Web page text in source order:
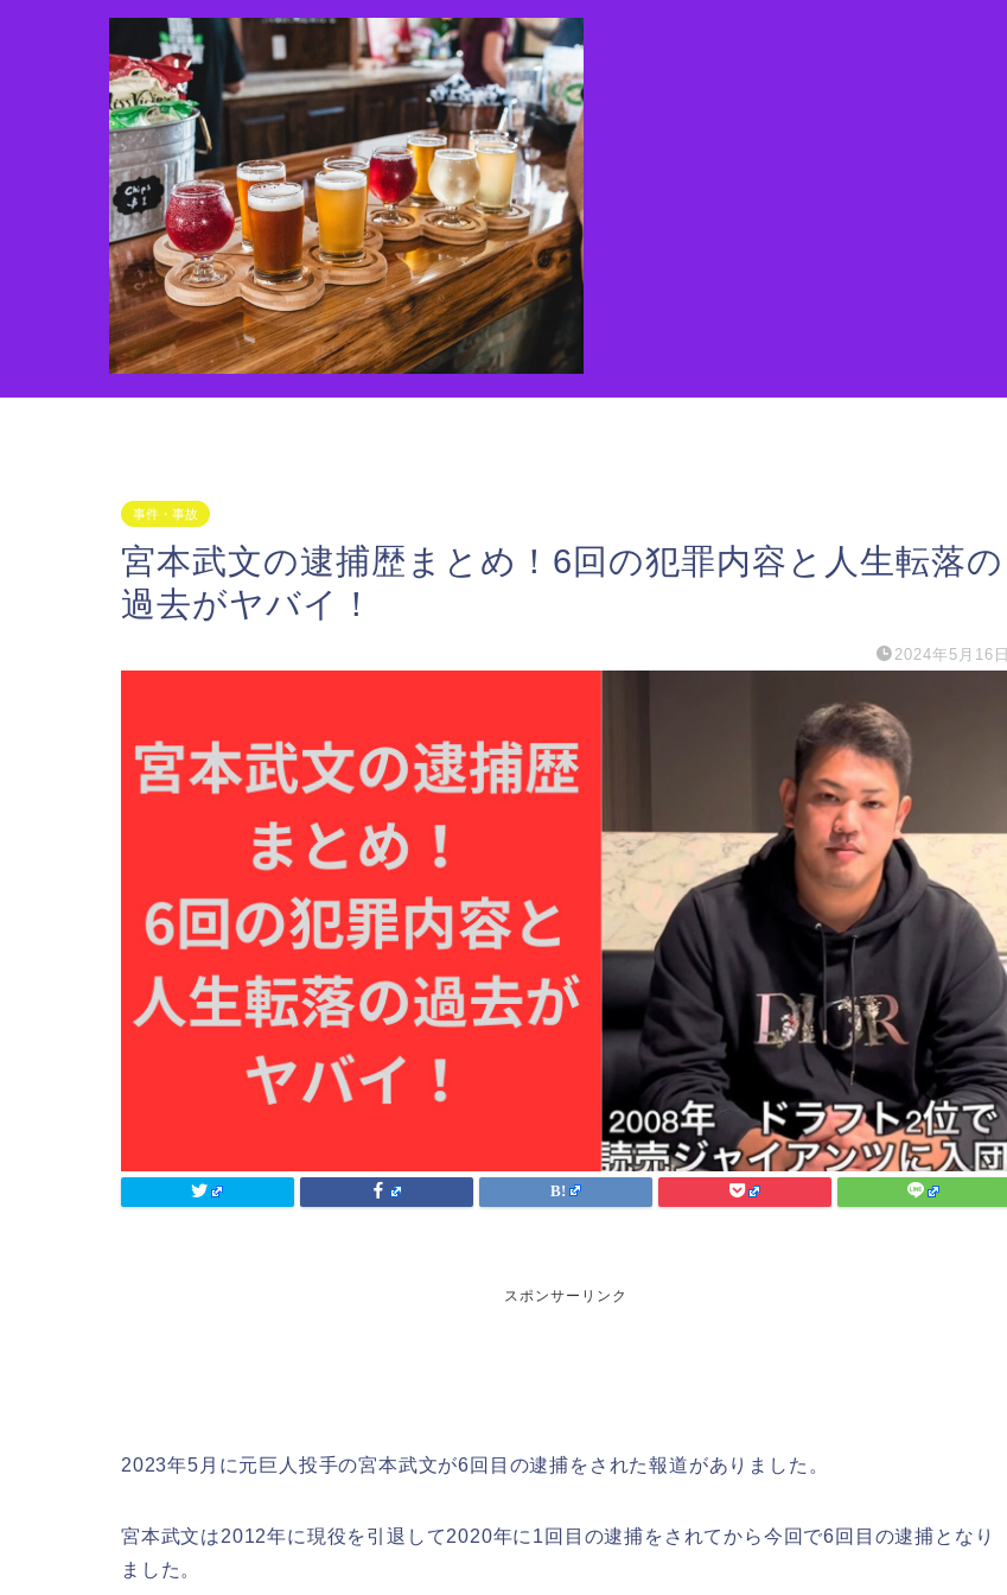
事件・事故
宮本武文の逮捕歴まとめ！6回の犯罪内容と人生転落の
過去がヤバイ！
2024年5月16日
スポンサーリンク
2023年5月に元巨人投手の宮本武文が6回目の逮捕をされた報道がありました。
宮本武文は2012年に現役を引退して2020年に1回目の逮捕をされてから今回で6回目の逮捕となり
ました。